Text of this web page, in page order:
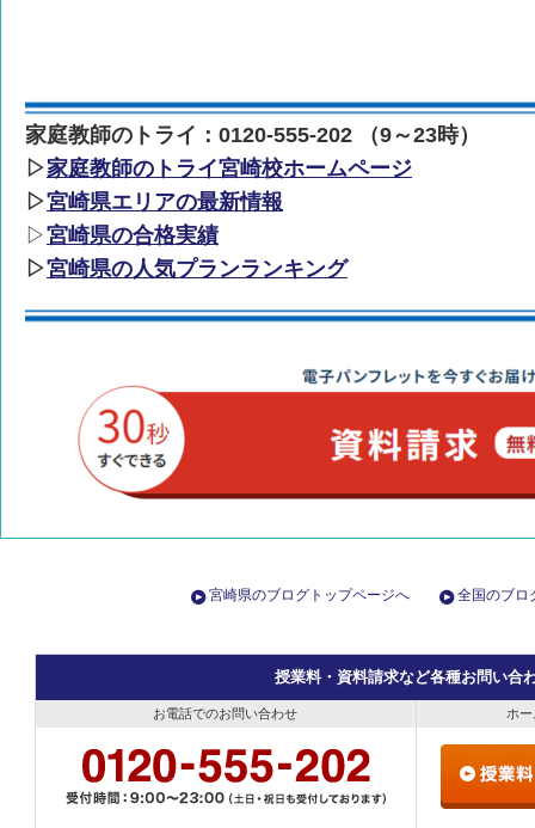
家庭教師のトライ：0120-555-202 （9～23時）
▷家庭教師のトライ宮崎校ホームページ
▷宮崎県エリアの最新情報
▷宮崎県の合格実績
▷宮崎県の人気プランランキング
宮崎県のブログトップページへ 全国のブロ
授業料・資料請求など各種お問い合
お電話でのお問い合わせ ホ